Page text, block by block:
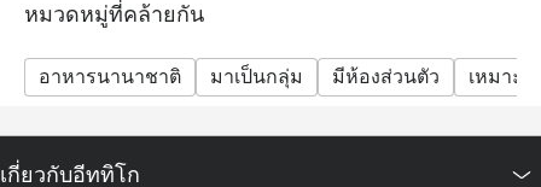
หมวดหมู่ที่คล้ายกัน
อาหารนานาชาติ มาเป็นกลุ่ม มีห้องส่วนตัว เหมาะส
เกี่ยวกับอีททิโก